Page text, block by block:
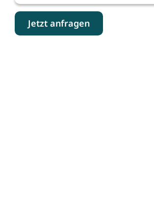
Jetzt anfragen